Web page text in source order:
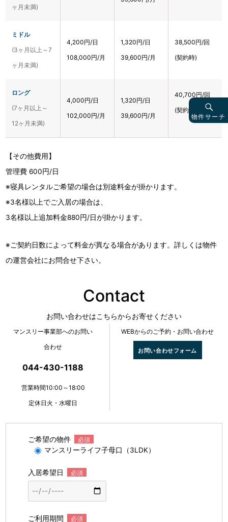
ヶ月未満)
ミドル
(3ヶ月以上～7
ヶ月未満)
4,200円/日
108,000円/月
1,320円/日
39,600円/月
38,500円/回
(契約時)
ロング
(7ヶ月以上～
12ヶ月未満)
4,000円/日
102,000円/月
1,320円/日
39,600円/月
40,700円/回
(契約時)
【その他費用】
管理費 600円/日
※寝具レンタルご希望の場合は別途料金が掛かります。
※3名様以上でご入居の場合は、
3名様以上追加料金880円/日が掛かります。
※ご契約日数によって料金が異なる場合があります。詳しくは物件
の運営会社にお問合せ下さい。
Contact
お問い合わせはこちらからお寄せください
マンスリー事業部へのお問い
合わせ
044-430-1188
営業時間10:00～18:00
定休日火・水曜日
WEBからのご予約・お問い合わせ
お問い合わせフォーム
ご希望の物件 必須
マンスリーライフ子母口（3LDK）
入居希望日 必須
ご利用期間 必須
物件サーチ